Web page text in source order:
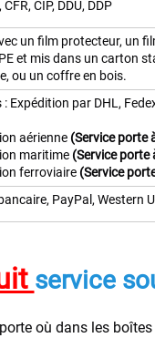
CFR, CIP, DDU, DDP
un film protecteur, un
et mis dans un carton
ou un coffre en bois.
: Expédition par DHL,
aérienne (Service porte
maritime (Service porte
ferroviaire (Service
PayPal, Western
service
où dans les